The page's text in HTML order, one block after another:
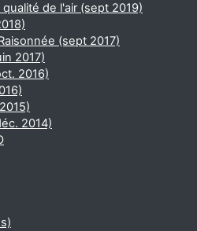
de l'air (sept 2019)
(sept 2017)
2017)
2016)
2014)